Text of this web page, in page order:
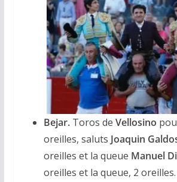
Bejar.Toros de Vellosino
oreilles, saluts Joaquin
oreilles et la queue Manuel
oreilles et la queue, 2 oreilles.